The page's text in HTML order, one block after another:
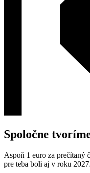
Spoločne
Aspoň 1 euro za prečítaný
pre teba boli aj v roku 2027.